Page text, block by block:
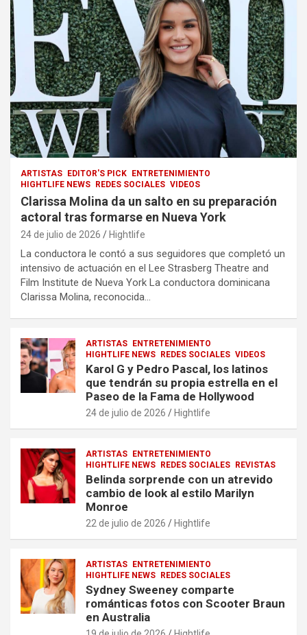
ARTISTAS EDITOR'S PICK
ENTRETENIMIENTO
HIGHTLIFE NEWS
REDES SOCIALES VIDEOS
Clarissa Molina da un salto en su preparación
actoral tras formarse en Nueva York
24 de julio de 2026 Hightlife
La conductora le contó a sus seguidores que completó un
intensivo de actuación en el Lee Strasberg Theatre and
Film Institute de Nueva York La conductora dominicana
Clarissa Molina, reconocida…
ARTISTAS
ENTRETENIMIENTO
HIGHTLIFE NEWS
REDES SOCIALES VIDEOS
Karol G y Pedro Pascal, los latinos
que tendrán su propia estrella en el
Paseo de la Fama de Hollywood
24 de julio de 2026 Hightlife
ARTISTAS
ENTRETENIMIENTO
HIGHTLIFE NEWS
REDES SOCIALES REVISTAS
Belinda sorprende con un atrevido
cambio de look al estilo Marilyn
Monroe
22 de julio de 2026 Hightlife
ARTISTAS
ENTRETENIMIENTO
HIGHTLIFE NEWS
REDES SOCIALES
Sydney Sweeney comparte
románticas fotos con Scooter Braun
en Australia